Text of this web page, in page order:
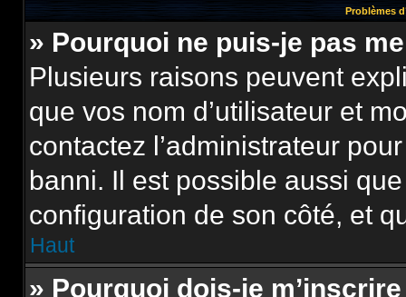
Problèmes
» Pourquoi ne puis-je pas
Plusieurs raisons peuvent
que vos nom d’utilisateur et
contactez l’administrateur
banni. Il est possible aussi
configuration de son côté, et
Haut
» Pourquoi dois-je